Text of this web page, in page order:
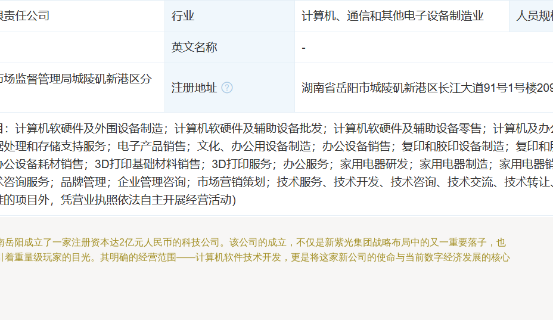
阳成立了一家注册资本达2亿元人民币的科技公司。该公司的成立，不仅是新紫光集团战略布局中的又一重要落子，也
着重量级玩家的目光。其明确的经营范围——计算机软件技术开发，更是将这家新公司的使命与当前数字经济发展的核心